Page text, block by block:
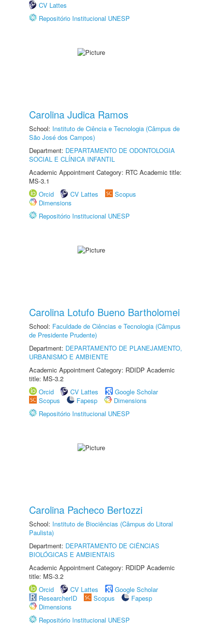
CV Lattes
Repositório Institucional UNESP
Carolina Judica Ramos
School: Instituto de Ciência e Tecnologia (Câmpus de
São José dos Campos)
Department: DEPARTAMENTO DE ODONTOLOGIA
SOCIAL E CLÍNICA INFANTIL
Academic Appointment Category: RTC Academic title:
MS-3.1
Orcid
CV Lattes
Scopus
Dimensions
Repositório Institucional UNESP
Carolina Lotufo Bueno Bartholomei
School: Faculdade de Ciências e Tecnologia (Câmpus
de Presidente Prudente)
Department: DEPARTAMENTO DE PLANEJAMENTO,
URBANISMO E AMBIENTE
Academic Appointment Category: RDIDP Academic
title: MS-3.2
Orcid
CV Lattes
Google Scholar
Scopus
Fapesp
Dimensions
Repositório Institucional UNESP
Carolina Pacheco Bertozzi
School: Instituto de Biociências (Câmpus do Litoral
Paulista)
Department: DEPARTAMENTO DE CIÊNCIAS
BIOLÓGICAS E AMBIENTAIS
Academic Appointment Category: RDIDP Academic
title: MS-3.2
Orcid
CV Lattes
Google Scholar
ResearcherID
Scopus
Fapesp
Dimensions
Repositório Institucional UNESP